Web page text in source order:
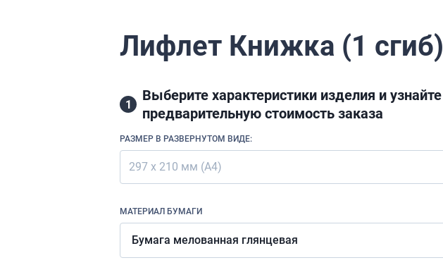
Лифлет Книжка (1 сгиб)
1
Выберите характеристики изделия и узнайте
предварительную стоимость заказа
РАЗМЕР В РАЗВЕРНУТОМ ВИДЕ:
297 х 210 мм (А4)
МАТЕРИАЛ БУМАГИ
Бумага мелованная глянцевая